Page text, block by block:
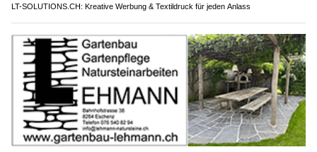
LT-SOLUTIONS.CH: Kreative Werbung & Textildruck für jeden Anlass